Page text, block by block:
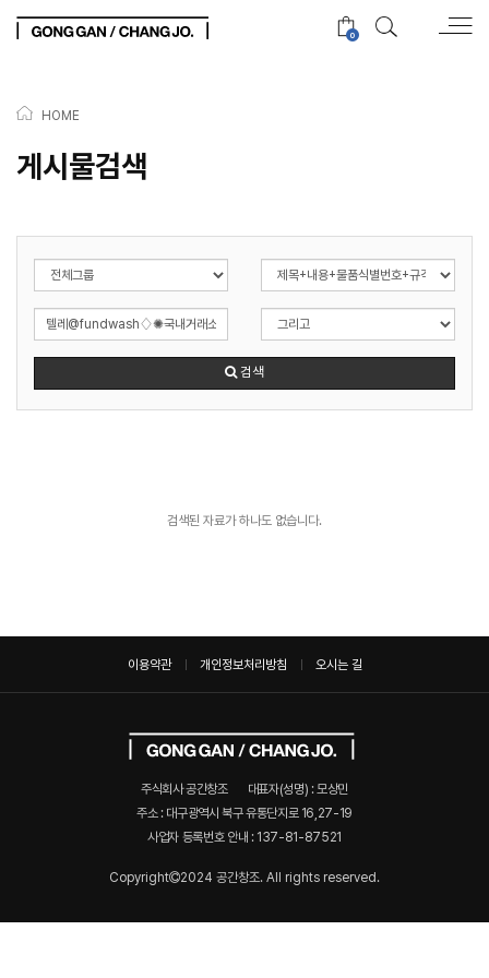
0
HOME
게시물검색
검색
검색된 자료가 하나도 없습니다.
이용약관 개인정보처리방침 오시는 길
주식회사 공간창조
대표자(성명) : 모상민
주소 : 대구광역시 북구 유통단지로 16,27-19
사업자 등록번호 안내 : 137-81-87521
Copyright 2024 공간창조. All rights reserved.